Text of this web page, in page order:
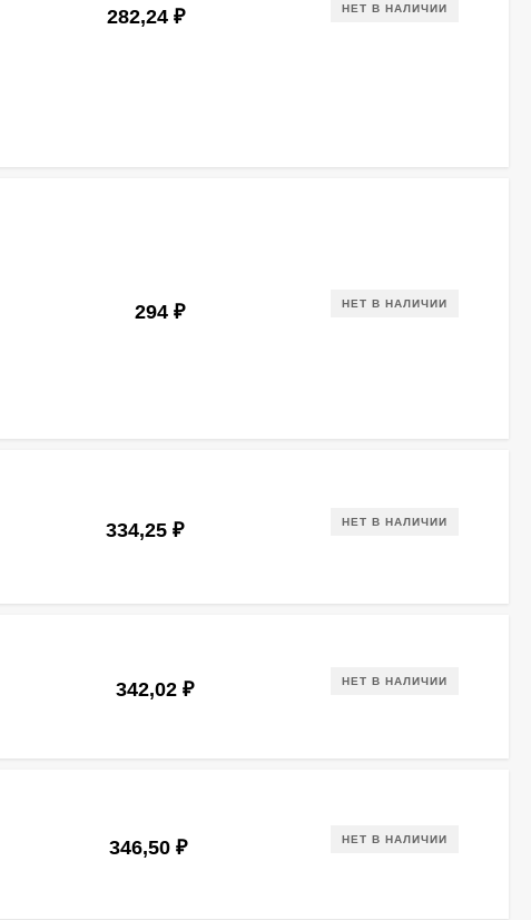
282,24 ₽ НЕТ В НАЛИЧИИ
294 ₽ НЕТ В НАЛИЧИИ
334,25 ₽ НЕТ В НАЛИЧИИ
342,02 ₽ НЕТ В НАЛИЧИИ
346,50 ₽ НЕТ В НАЛИЧИИ